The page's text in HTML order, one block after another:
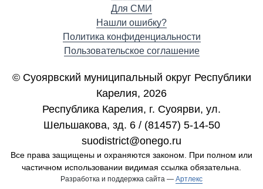
Для СМИ
Нашли ошибку?
Политика конфиденциальности
Пользовательское соглашение
© Суоярвский муниципальный округ Республики
Карелия, 2026
Республика Карелия, г. Cуоярви, ул.
Шельшакова, зд. 6 / (81457) 5-14-50
suodistrict@onego.ru
Все права защищены и охраняются законом. При полном или
частичном использовании видимая ссылка обязательна.
Разработка и поддержка сайта — Артлекс